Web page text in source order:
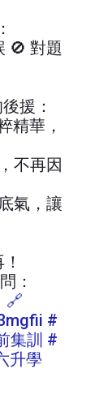
🚫 對題
援：
精華，
不再因
氣，讓
：
🔗
#
集訓 #
升學